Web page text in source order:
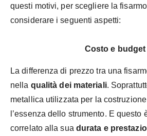
questi motivi, per scegliere la
considerare i seguenti aspetti:
Costo e budget
La differenza di prezzo tra una
nella qualità dei materiali.
metallica utilizzata per la
l’essenza dello strumento. E questo
correlato alla sua durata e